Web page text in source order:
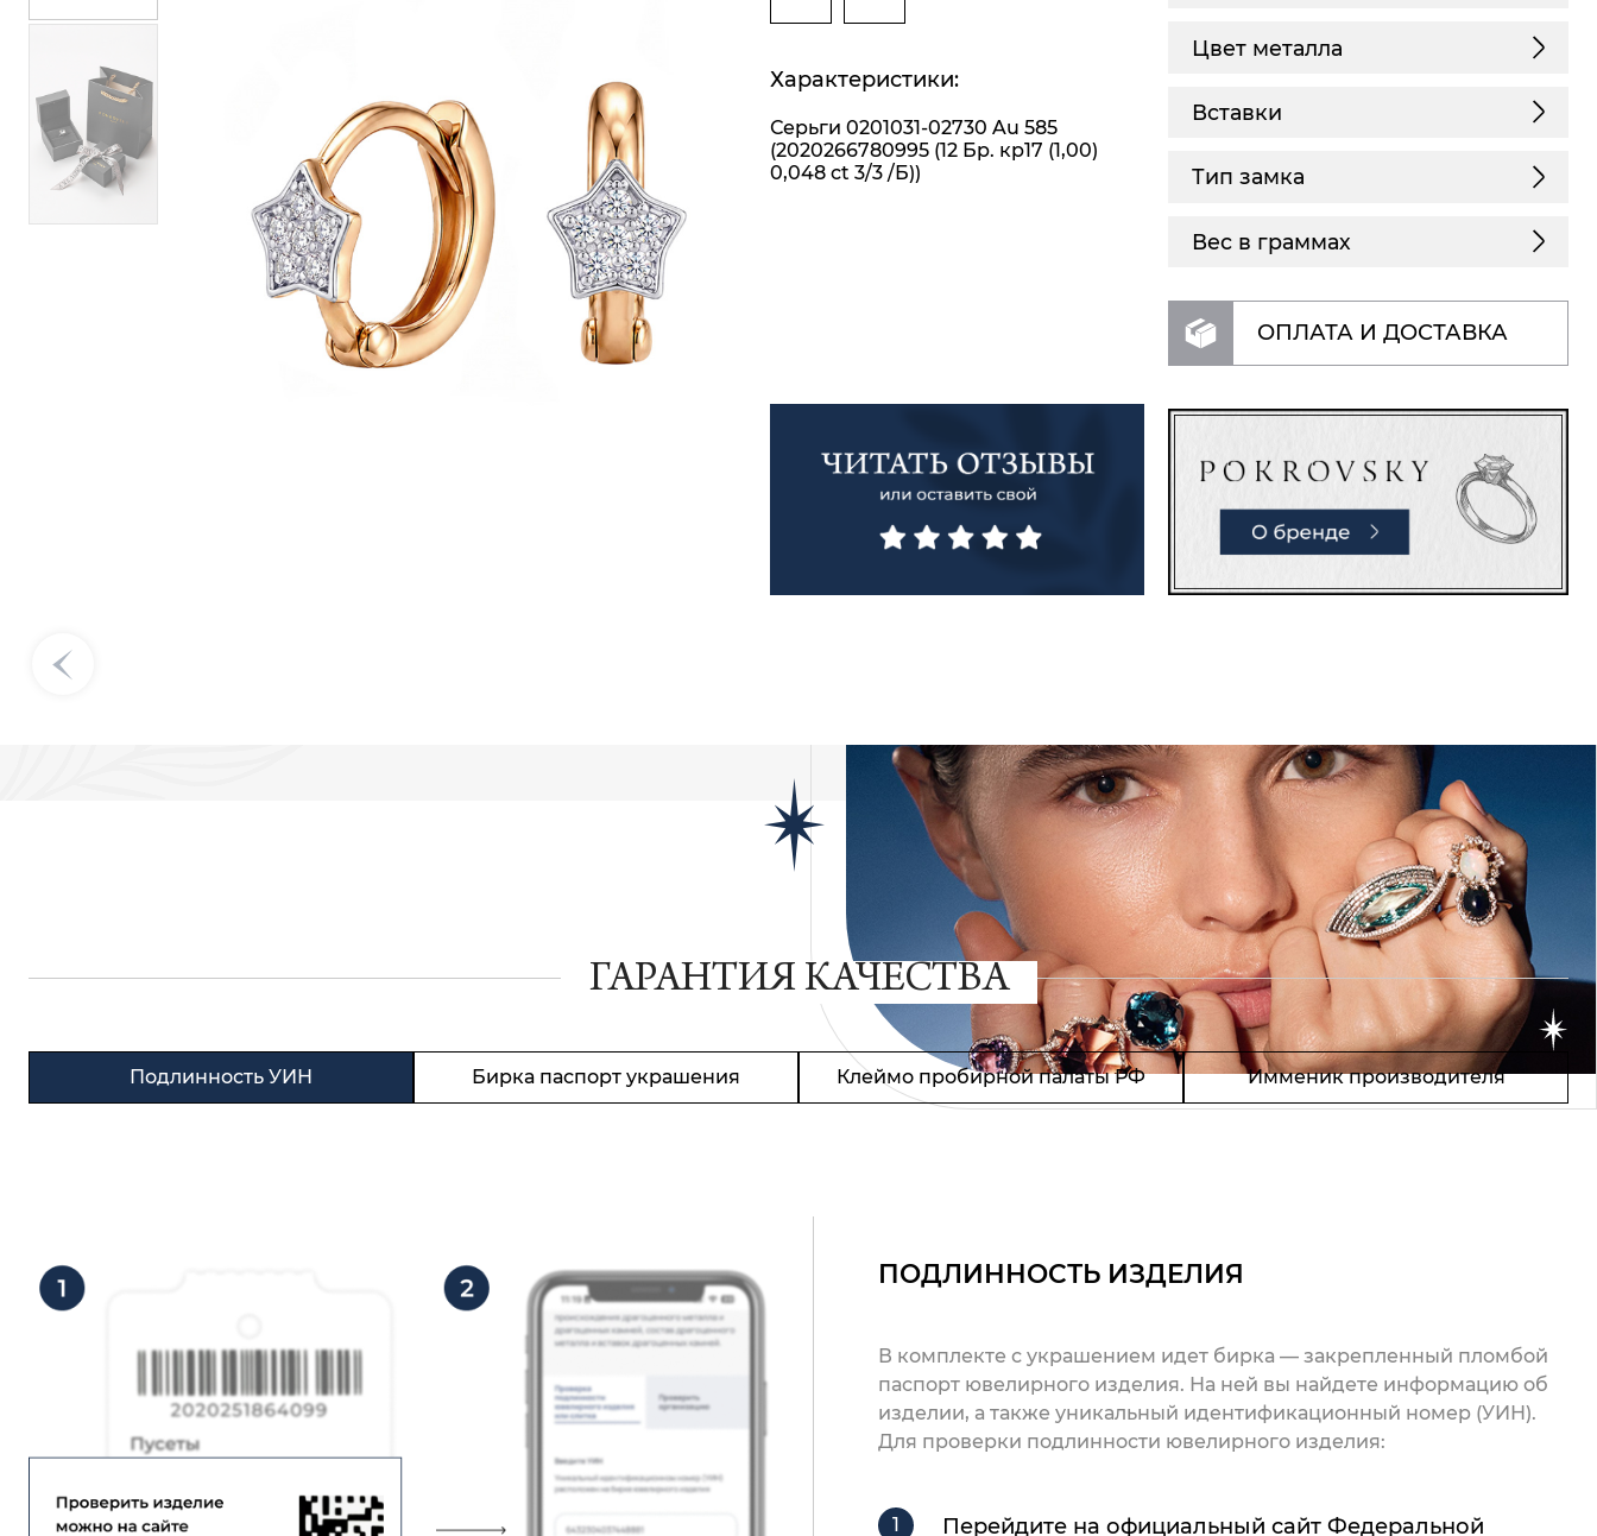
Характеристики:
Серьги 0201031-02730 Au 585
(2020266780995 (12 Бр. кр17 (1,00)
0,048 ct 3/3 /Б))
Цвет металла
Вставки
Тип замка
Вес в граммах
ОПЛАТА И ДОСТАВКА
ГАРАНТИЯ КАЧЕСТВА
Подлинность УИН Бирка паспорт украшения Клеймо пробирной палаты РФ Имменик производителя
ПОДЛИННОСТЬ ИЗДЕЛИЯ
В комплекте с украшением идет бирка — закрепленный пломбой
паспорт ювелирного изделия. На ней вы найдете информацию об
изделии, а также уникальный идентификационный номер (УИН).
Для проверки подлинности ювелирного изделия:
Перейдите на официальный сайт Федеральной